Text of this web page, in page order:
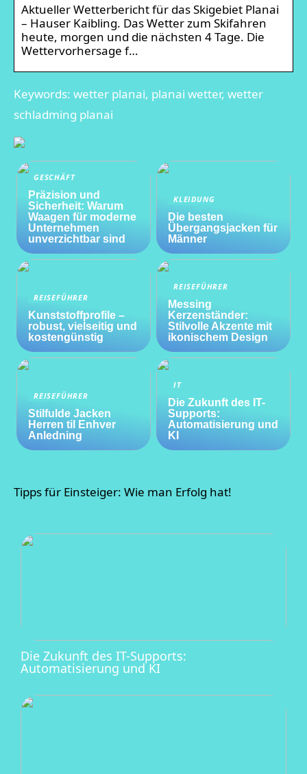
Aktueller Wetterbericht für das Skigebiet Planai
– Hauser Kaibling. Das Wetter zum Skifahren
heute, morgen und die nächsten 4 Tage. Die
Wettervorhersage f…
Keywords: wetter planai, planai wetter, wetter
schladming planai
GESCHÄFT
Präzision und
Sicherheit: Warum
Waagen für moderne
Unternehmen
unverzichtbar sind
KLEIDUNG
Die besten
Übergangsjacken für
Männer
REISEFÜHRER
Kunststoffprofile –
robust, vielseitig und
kostengünstig
REISEFÜHRER
Messing
Kerzenständer:
Stilvolle Akzente mit
ikonischem Design
REISEFÜHRER
Stilfulde Jacken
Herren til Enhver
Anledning
IT
Die Zukunft des IT-
Supports:
Automatisierung und
KI
Tipps für Einsteiger: Wie man Erfolg hat!
Die Zukunft des IT-Supports:
Automatisierung und KI